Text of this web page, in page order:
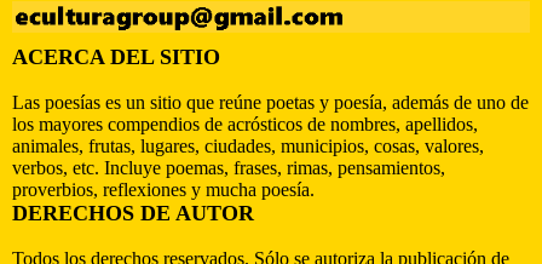
ACERCA DEL SITIO
Las poesías es un sitio que reúne poetas y poesía, además de uno de
los mayores compendios de acrósticos de nombres, apellidos,
animales, frutas, lugares, ciudades, municipios, cosas, valores,
verbos, etc. Incluye poemas, frases, rimas, pensamientos,
proverbios, reflexiones y mucha poesía.
DERECHOS DE AUTOR
Todos los derechos reservados. Sólo se autoriza la publicación de